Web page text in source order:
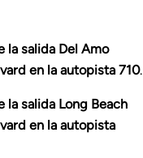
la salida Del Amo
en la autopista 710.
la salida Long Beach
en la autopista